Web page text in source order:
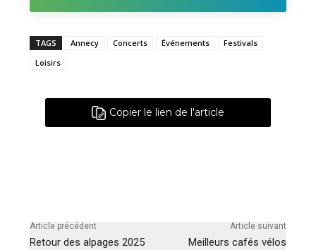
TAGS Annecy Concerts Événements
Festivals
Loisirs
Copier le lien de l'article
Article précédent
Retour des alpages 2025
Article suivant
Meilleurs cafés vélos